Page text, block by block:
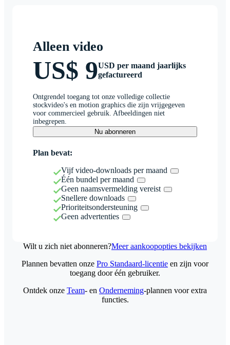
Alleen video
US$ 9USD per maand jaarlijks
gefactureerd
Ontgrendel toegang tot onze volledige collectie
stockvideo's en motion graphics die zijn vrijgegeven
voor commercieel gebruik. Afbeeldingen niet
inbegrepen.
Nu abonneren
Plan bevat:
Vijf video-downloads per maand
Één bundel per maand
Geen naamsvermelding vereist
Snellere downloads
Prioriteitsondersteuning
Geen advertenties
Wilt u zich niet abonneren?Meer aankoopopties bekijken
Plannen bevatten onze Pro Standaard-licentie en zijn voor
toegang door één gebruiker.
Ontdek onze Team- en Onderneming-plannen voor extra
functies.